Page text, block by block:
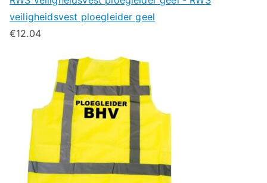
veiligheidsvest ploegleider geel
€12.04